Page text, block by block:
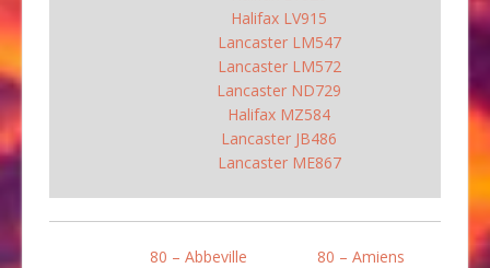
Halifax LV915
Lancaster LM547
Lancaster LM572
Lancaster ND729
Halifax MZ584
Lancaster JB486
Lancaster ME867
80 – Abbeville
80 – Amiens